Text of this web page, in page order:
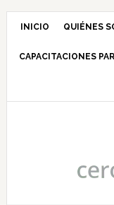
Saltar
navegación
Saltar
principal
Saltar
barra
principal
Saltar
INICIO QUIÉNES
CAPACITACIONES